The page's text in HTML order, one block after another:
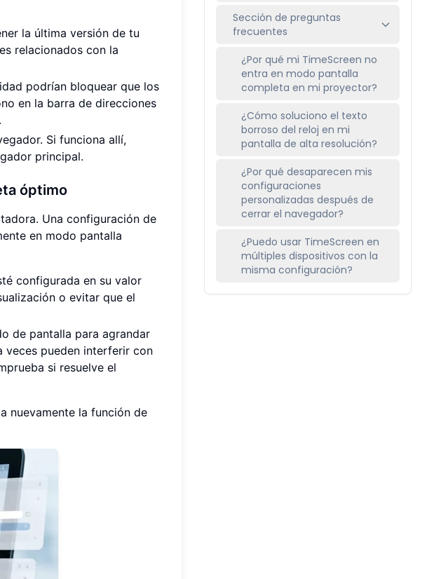
la última versión de tu
relacionados con la
podrían bloquear que los
en la barra de direcciones
Si funciona allí,
principal.
óptimo
Una configuración de
en modo pantalla
configurada en su valor
o evitar que el
de pantalla para agrandar
veces pueden interferir con
si resuelve el
nuevamente la función de
Sección de preguntas
frecuentes
¿Por qué mi TimeScreen no
entra en modo pantalla
completa en mi proyector?
¿Cómo soluciono el texto
borroso del reloj en mi
pantalla de alta resolución?
¿Por qué desaparecen mis
configuraciones
personalizadas después de
cerrar el navegador?
¿Puedo usar TimeScreen en
múltiples dispositivos con la
misma configuración?